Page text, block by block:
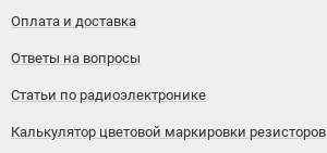
Оплата и доставка
Ответы на вопросы
Статьи по радиоэлектронике
Калькулятор цветовой маркировки резисторов